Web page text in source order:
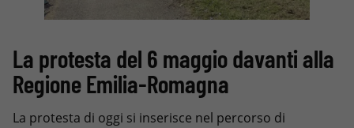
La protesta del 6 maggio davanti alla
Regione Emilia-Romagna
La protesta di oggi si inserisce nel percorso di